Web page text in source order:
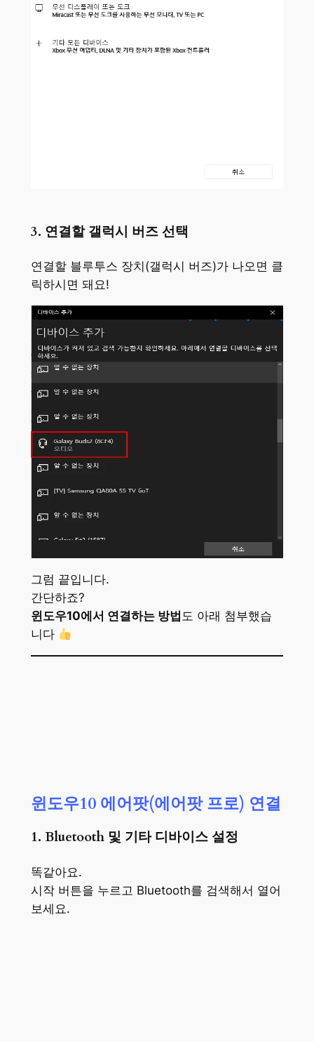
3. 연결할 갤럭시 버즈 선택
연결할 블루투스 장치(갤럭시 버즈)가 나오면 클
릭하시면 돼요!
그럼 끝입니다.
간단하죠?
윈도우10에서 연결하는 방법 도 아래 첨부했습
니다
윈도우10 에어팟(에어팟 프로) 연결
1. Bluetooth 및 기타 디바이스 설정
똑같아요.
시작 버튼을 누르고 Bluetooth를 검색해서 열어
보세요.